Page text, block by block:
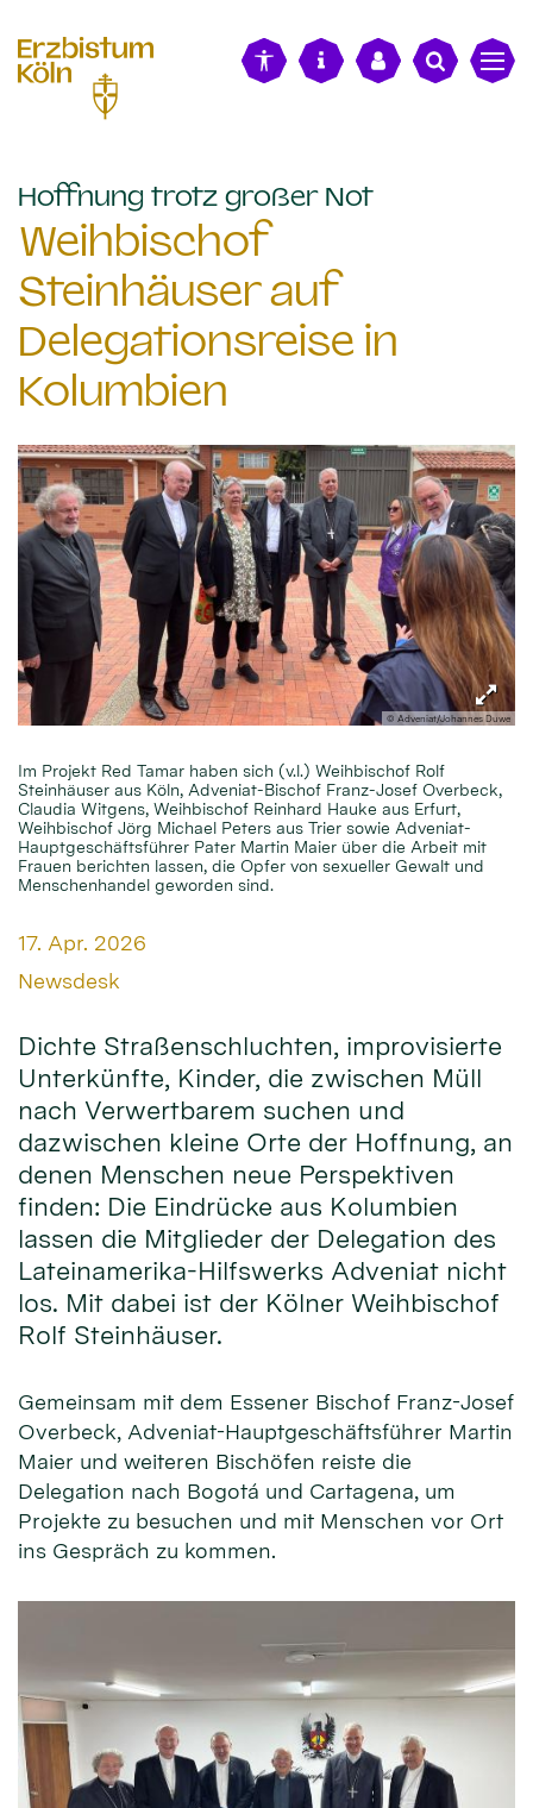
Hoffnung trotz großer Not:
Weihbischof
Steinhäuser auf
Delegationsreise in
Kolumbien
© Adveniat/Johannes Duwe
Im Projekt Red Tamar haben sich (v.l.) Weihbischof Rolf
Steinhäuser aus Köln, Adveniat-Bischof Franz-Josef Overbeck,
Claudia Witgens, Weihbischof Reinhard Hauke aus Erfurt,
Weihbischof Jörg Michael Peters aus Trier sowie Adveniat-
Hauptgeschäftsführer Pater Martin Maier über die Arbeit mit
Frauen berichten lassen, die Opfer von sexueller Gewalt und
Menschenhandel geworden sind.
Datum:
17. Apr. 2026
Von:
Newsdesk
Dichte Straßenschluchten, improvisierte
Unterkünfte, Kinder, die zwischen Müll
nach Verwertbarem suchen und
dazwischen kleine Orte der Hoffnung, an
denen Menschen neue Perspektiven
finden: Die Eindrücke aus Kolumbien
lassen die Mitglieder der Delegation des
Lateinamerika-Hilfswerks Adveniat nicht
los. Mit dabei ist der Kölner Weihbischof
Rolf Steinhäuser.
Gemeinsam mit dem Essener Bischof Franz-Josef
Overbeck, Adveniat-Hauptgeschäftsführer Martin
Maier und weiteren Bischöfen reiste die
Delegation nach Bogotá und Cartagena, um
Projekte zu besuchen und mit Menschen vor Ort
ins Gespräch zu kommen.